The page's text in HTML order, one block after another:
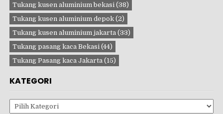
Tukang kusen aluminium bekasi (38)
Tukang kusen aluminium depok (2)
Tukang kusen aluminium jakarta (33)
Tukang pasang kaca Bekasi (44)
Tukang Pasang kaca Jakarta (15)
KATEGORI
Kategori